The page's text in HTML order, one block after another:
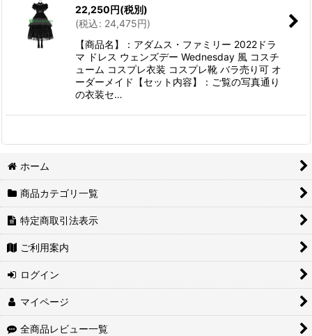
22,250円(税別)
(税込: 24,475円)
【商品名】：アダムス・ファミリー 2022ドラ
マ ドレス ウェンズデー Wednesday 風 コスチ
ューム コスプレ衣装 コスプレ靴 バラ売り可 オ
ーダーメイド【セット内容】：ご覧の写真通り
の衣装セ…
ホーム
商品カテゴリ一覧
特定商取引法表示
ご利用案内
ログイン
マイページ
全商品レビュー一覧